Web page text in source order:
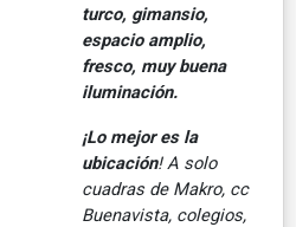
turco, gimansio,
espacio amplio,
fresco, muy buena
iluminación.
¡Lo mejor es la
ubicación! A solo
cuadras de Makro, cc
Buenavista, colegios,